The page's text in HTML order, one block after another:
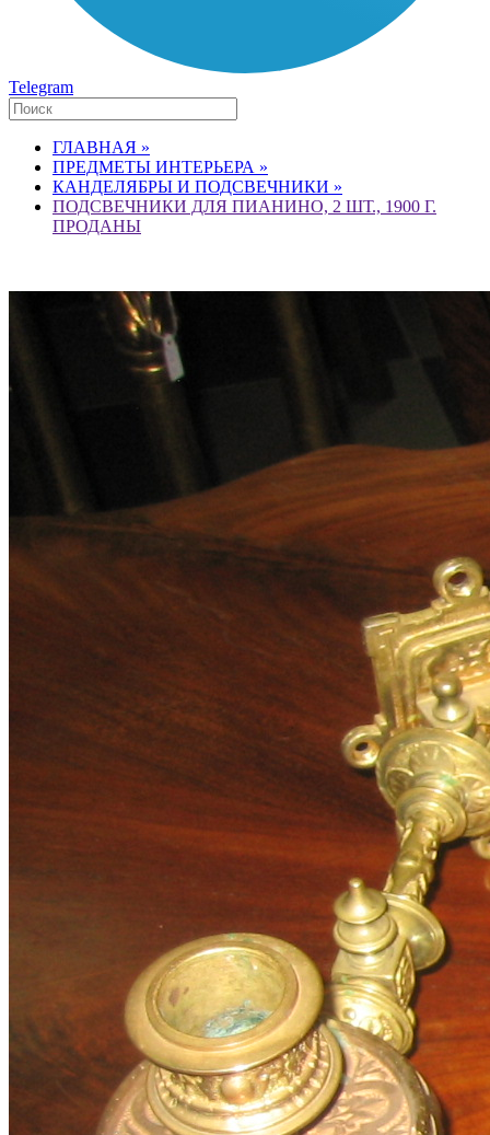
Telegram
ГЛАВНАЯ »
ПРЕДМЕТЫ ИНТЕРЬЕРА »
КАНДЕЛЯБРЫ И ПОДСВЕЧНИКИ »
ПОДСВЕЧНИКИ ДЛЯ ПИАНИНО, 2 ШТ., 1900 Г.
ПРОДАНЫ